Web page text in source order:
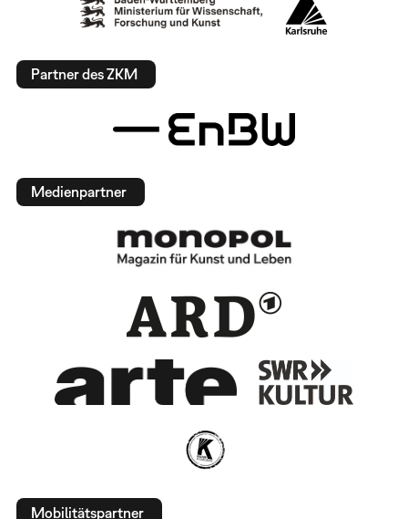
Partner des ZKM
Medienpartner
Mobilitätspartner